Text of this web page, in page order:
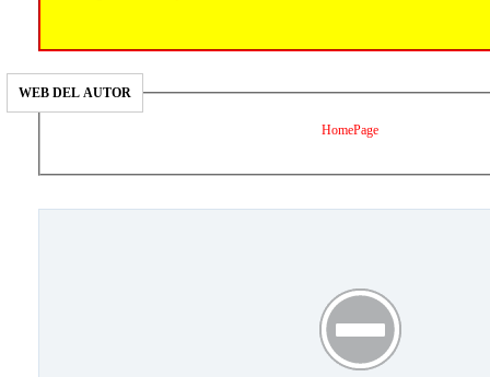
WEB DEL AUTOR
HomePage